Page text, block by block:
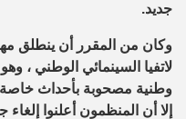
جديد.
وكان من المقرر أن ينطلق
لاتفيا السينمائي الوطني ،
إلا أن المنظمون أعلنوا